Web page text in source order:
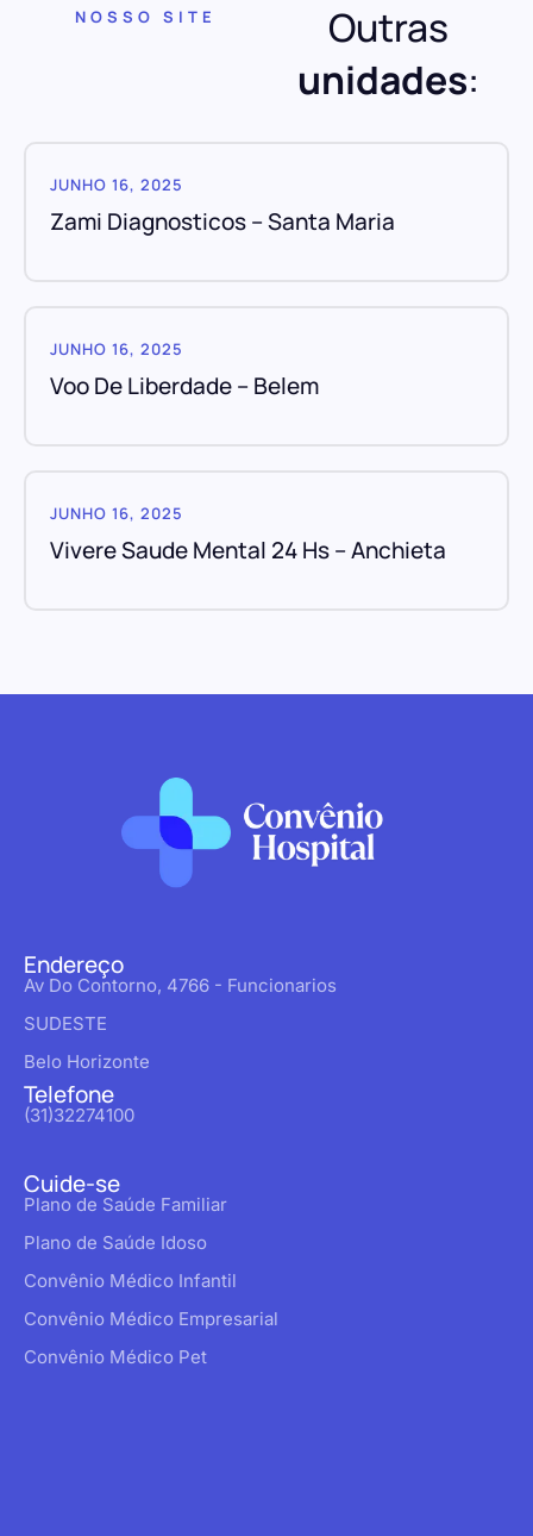
NOSSO SITE
Outras
unidades:
JUNHO 16, 2025
Zami Diagnosticos – Santa Maria
JUNHO 16, 2025
Voo De Liberdade – Belem
JUNHO 16, 2025
Vivere Saude Mental 24 Hs – Anchieta
Endereço
Av Do Contorno, 4766 - Funcionarios
SUDESTE
Belo Horizonte
Telefone
(31)32274100
Cuide-se
Plano de Saúde Familiar
Plano de Saúde Idoso
Convênio Médico Infantil
Convênio Médico Empresarial
Convênio Médico Pet